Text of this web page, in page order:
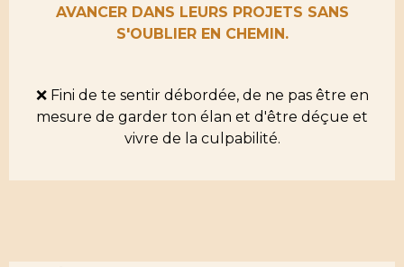
AVANCER DANS LEURS PROJETS SANS
S'OUBLIER EN CHEMIN.
❌ Fini de te sentir débordée, de ne pas être en
mesure de garder ton élan et d'être déçue et
vivre de la culpabilité.